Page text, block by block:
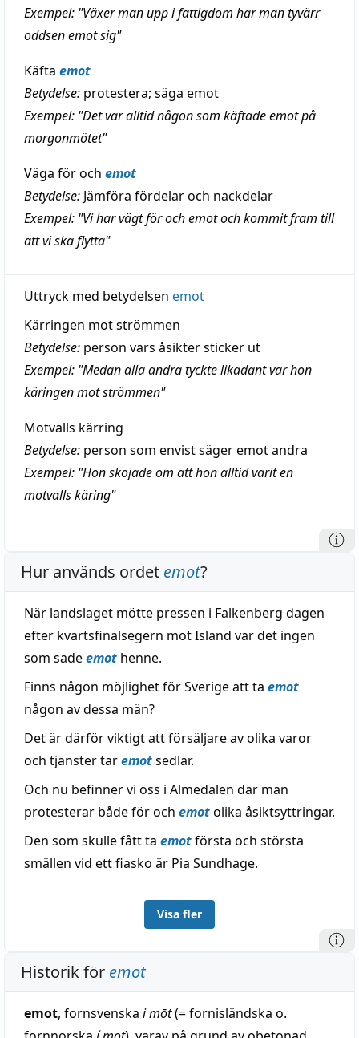
Exempel: "Växer man upp i fattigdom har man tyvärr
oddsen emot sig"
Käfta emot
Betydelse: protestera; säga emot
Exempel: "Det var alltid någon som käftade emot på
morgonmötet"
Väga för och emot
Betydelse: Jämföra fördelar och nackdelar
Exempel: "Vi har vägt för och emot och kommit fram till
att vi ska flytta"
Uttryck med betydelsen emot
Kärringen mot strömmen
Betydelse: person vars åsikter sticker ut
Exempel: "Medan alla andra tyckte likadant var hon
käringen mot strömmen"
Motvalls kärring
Betydelse: person som envist säger emot andra
Exempel: "Hon skojade om att hon alltid varit en
motvalls käring"
Hur används ordet emot?
När landslaget mötte pressen i Falkenberg dagen
efter kvartsfinalsegern mot Island var det ingen
som sadeemot henne.
Finns någon möjlighet för Sverige att ta emot
någon av dessa män?
Det är därför viktigt att försäljare av olika varor
och tjänster taremotsedlar.
Och nu befinner vi oss i Almedalen där man
protesterar både för och emotolika åsiktsyttringar.
Den som skulle fått ta emotförsta och största
smällen vid ett fiasko är Pia Sundhage.
Visa fler
Historik för emot
emot, fornsvenska i mōt(= fornisländska o.